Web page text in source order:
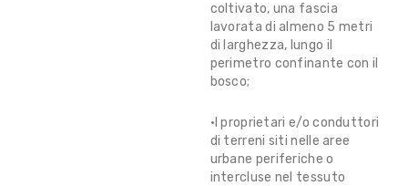
coltivato, una fascia
lavorata di almeno 5 metri
di larghezza, lungo il
perimetro confinante con il
bosco;
•I proprietari e/o conduttori
di terreni siti nelle aree
urbane periferiche o
intercluse nel tessuto